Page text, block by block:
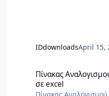
IDdownloadsApril 15,
Πίνακας
σε excel